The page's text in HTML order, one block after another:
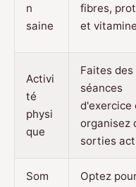
n
saine
fibres,
et
Activi
té
physi
que
Faites
séances
d'exercice
organisez
sorties
Som
Optez